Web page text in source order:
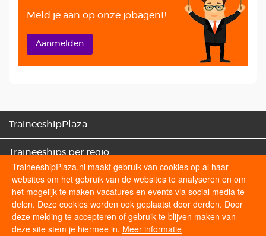
Meld je aan op onze jobagent!
Aanmelden
TraineeshipPlaza
Traineeships per regio
Traineeships categorieën
Sollicitatietips
TraineeshipPlaza.nl maakt gebruik van cookies op al haar
websites om het gebruik van de websites te analyseren en om
het mogelijk te maken vacatures en events via social media te
delen. Deze cookies worden ook geplaatst door derden. Door
deze melding te accepteren of gebruik te blijven maken van
deze site stem je hiermee in. Meer informatie